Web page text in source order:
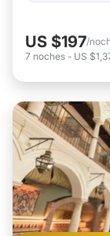
US $197/
7 noches - US